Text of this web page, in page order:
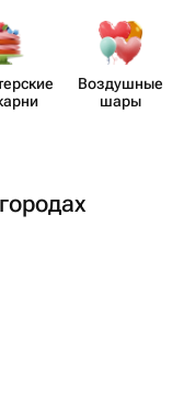
Воздушные
шары